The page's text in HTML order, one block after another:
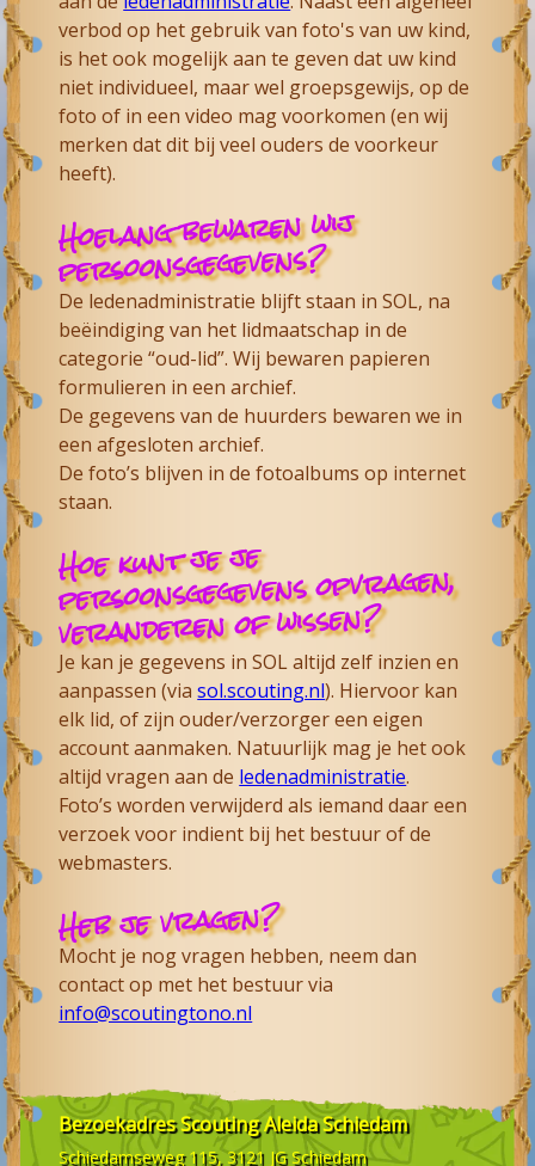
verbod op het gebruik van foto's van uw kind,
is het ook mogelijk aan te geven dat uw kind
niet individueel, maar wel groepsgewijs, op de
foto of in een video mag voorkomen (en wij
merken dat dit bij veel ouders de voorkeur
heeft).
Hoelang bewaren wij
persoonsgegevens?
De ledenadministratie blijft staan in SOL, na
beëindiging van het lidmaatschap in de
categorie “oud-lid”. Wij bewaren papieren
formulieren in een archief.
De gegevens van de huurders bewaren we in
een afgesloten archief.
De foto’s blijven in de fotoalbums op internet
staan.
Hoe kunt je je
persoonsgegevens opvragen,
veranderen of wissen?
Je kan je gegevens in SOL altijd zelf inzien en
aanpassen (viasol.scouting.nl). Hiervoor kan
elk lid, of zijn ouder/verzorger een eigen
account aanmaken. Natuurlijk mag je het ook
altijd vragen aan de ledenadministratie.
Foto’s worden verwijderd als iemand daar een
verzoek voor indient bij het bestuur of de
webmasters.
Heb je vragen?
Mocht je nog vragen hebben, neem dan
contact op met het bestuur via
info@scoutingtono.nl
BezoekadresScouting Aleida Schiedam
Schiedamseweg 115, 3121 JG Schiedam